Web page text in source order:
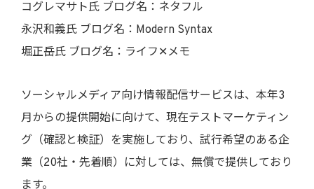
コグレマサト氏 ブログ名：ネタフル
永沢和義氏 ブログ名：Modern Syntax
堀正岳氏 ブログ名：ライフ✕メモ
ソーシャルメディア向け情報配信サービスは、本年3
月からの提供開始に向けて、現在テストマーケティン
グ（確認と検証）を実施しており、試行希望のある企
業（20社・先着順）に対しては、無償で提供しており
ます。